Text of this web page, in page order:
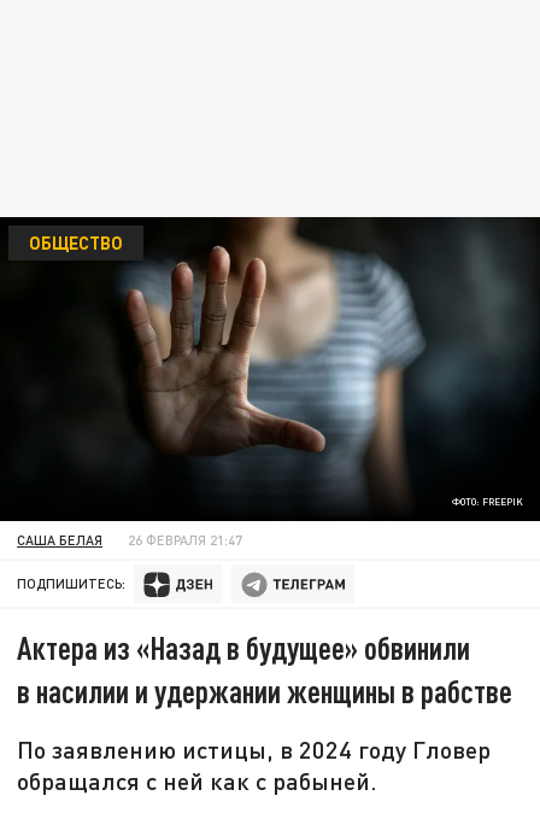
ФОТО: FREEPIK
ОБЩЕСТВО
САША БЕЛАЯ 26 ФЕВРАЛЯ 21:47
ПОДПИШИТЕСЬ:
Актера из «Назад в будущее» обвинили
в насилии и удержании женщины в рабстве
По заявлению истицы, в 2024 году Гловер
обращался с ней как с рабыней.